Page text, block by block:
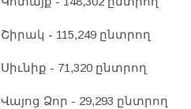
Շիրակ - 115,249 ընտրող
Սիւնիք - 71,320 ընտրող
Վայոց Ձոր - 29,293 ընտրող